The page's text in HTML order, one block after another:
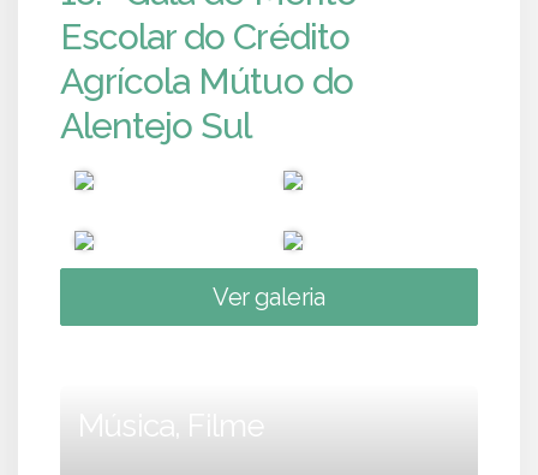
Escolar do Crédito
Agrícola Mútuo do
Alentejo Sul
Ver galeria
Música, Filme